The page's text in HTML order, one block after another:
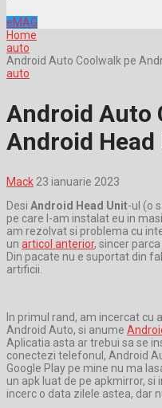
eMAG
Home
auto
Android Auto Coolwalk pe
auto
Android Auto
Android Head
Mack 23 ianuarie 2023
Desi Android Head Unit-ul (o
pe care l-am instalat eu in
am rezolvat si problema cu
un articol anterior, sincer
Din pacate nu e suportat din
artificii.
In primul rand, am incercat
Android Auto, si anume
Aplicatia asta ar trebui sa se
conectezi telefonul, Android
Google Play pe mine nu ma
un apk luat de pe apkmirror, si
incerc o data zilele astea, dar